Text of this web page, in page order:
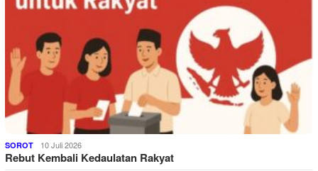
SOROT 10 Juli 2026
Rebut Kembali Kedaulatan Rakyat